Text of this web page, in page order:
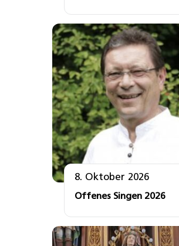
8. Oktober 2026
Offenes Singen 2026